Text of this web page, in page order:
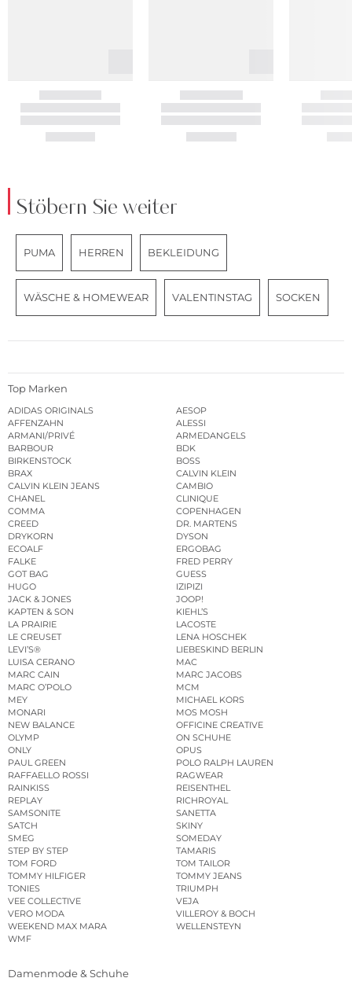
Stöbern Sie weiter
PUMA HERREN BEKLEIDUNG
WÄSCHE & HOMEWEAR VALENTINSTAG SOCKEN
Top Marken
ADIDAS ORIGINALS
AESOP
AFFENZAHN
ALESSI
ARMANI/PRIVÉ
ARMEDANGELS
BARBOUR
BDK
BIRKENSTOCK
BOSS
BRAX
CALVIN KLEIN
CALVIN KLEIN JEANS
CAMBIO
CHANEL
CLINIQUE
COMMA
COPENHAGEN
CREED
DR. MARTENS
DRYKORN
DYSON
ECOALF
ERGOBAG
FALKE
FRED PERRY
GOT BAG
GUESS
HUGO
IZIPIZI
JACK & JONES
JOOP!
KAPTEN & SON
KIEHL’S
LA PRAIRIE
LACOSTE
LE CREUSET
LENA HOSCHEK
LEVI’S®
LIEBESKIND BERLIN
LUISA CERANO
MAC
MARC CAIN
MARC JACOBS
MARC O’POLO
MCM
MEY
MICHAEL KORS
MONARI
MOS MOSH
NEW BALANCE
OFFICINE CREATIVE
OLYMP
ON SCHUHE
ONLY
OPUS
PAUL GREEN
POLO RALPH LAUREN
RAFFAELLO ROSSI
RAGWEAR
RAINKISS
REISENTHEL
REPLAY
RICHROYAL
SAMSONITE
SANETTA
SATCH
SKINY
SMEG
SOMEDAY
STEP BY STEP
TAMARIS
TOM FORD
TOM TAILOR
TOMMY HILFIGER
TOMMY JEANS
TONIES
TRIUMPH
VEE COLLECTIVE
VEJA
VERO MODA
VILLEROY & BOCH
WEEKEND MAX MARA
WELLENSTEYN
WMF
Damenmode & Schuhe